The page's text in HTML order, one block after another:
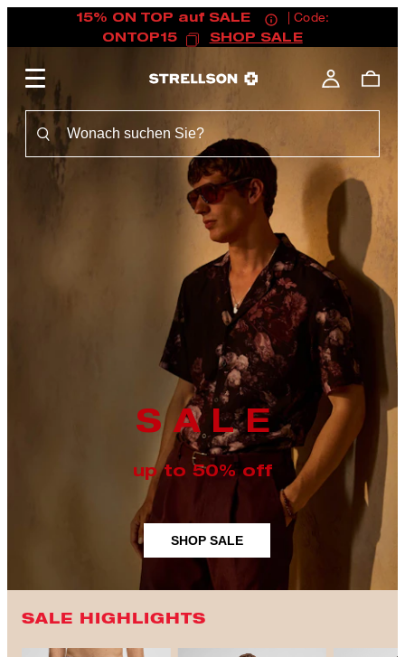
15% ON TOP auf SALE
| Code:
ONTOP15
SHOP SALE
S A L E
up to 50% off
SHOP SALE
SALE HIGHLIGHTS